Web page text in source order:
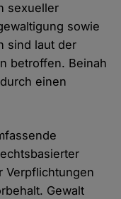
sexueller
sowie
sind laut der
betroffen. Beinah
einen
Verpflichtungen
Gewalt